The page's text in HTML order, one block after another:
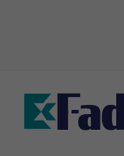
contenuto